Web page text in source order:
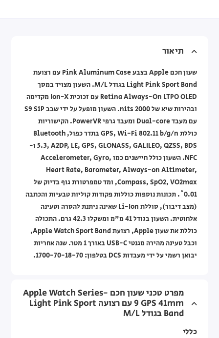
תיאור
שעון חכם Apple בצבע Pink Aluminum Case עם רצועת
Light Pink Sport Band בגודל M/L. השעון מצויד במסך
Retina Always-On LTPO OLED עם זכוכית Ion-X מקדימה
ובהירות שיא של 2000 nits. השעון מופעל על ידי שבב S9 SiP
עם מעבד Dual-core ומעבד גרפי PowerVR. הקישוריות
כוללת GPS, Wi-Fi 802.11 b/g/n בתדר כפול, Bluetooth
5.3, A2DP, LE, GPS, GLONASS, GALILEO, QZSS, BDS ו-
NFC. השעון כולל חיישנים כמו Accelerometer, Gyro,
Heart Rate, Barometer, Always-on Altimeter,
Compass, SpO2, VO2max, ומד טמפרטורת גוף בדיוק של
0.01˚. תכונות נוספות כוללות פקודות קוליות טבעיות והכתבה
(מצב דיבור), סוללת Li-Ion שאינה ניתנת להסרה וטעינה
אלחוטית. השעון בגודל 41 מ"מ ומשקלו 42.3 גרם. התכולה
כוללת את שעון Apple, רצועת Apple Watch Sport Band,
וכבל טעינה מהירה מגנטי USB-C באורך 1 מטר. שנה אחריות
יבואן רשמי על ידי מעבדות DCS בטלפון: 1700-70-18-70.
מפרט טכני שעון חכם Apple Watch Series-
9 GPS 41mm עם רצועה Light Pink Sport
Band בגודל M/L
כללי